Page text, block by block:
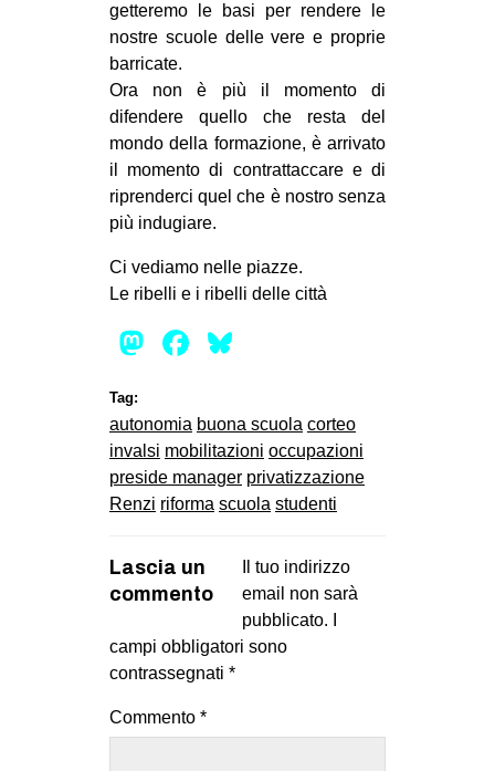
getteremo le basi per rendere le
nostre scuole delle vere e proprie
barricate.
Ora non è più il momento di
difendere quello che resta del
mondo della formazione, è arrivato
il momento di contrattaccare e di
riprenderci quel che è nostro senza
più indugiare.
Ci vediamo nelle piazze.
Le ribelli e i ribelli delle città
Mastodon
Facebook
Tag:
autonomia buona scuola corteo
invalsi mobilitazioni occupazioni
preside manager privatizzazione
Renzi riforma scuola studenti
Lascia un
commento
Il tuo indirizzo
email non sarà
pubblicato.
campi obbligatori sono
contrassegnati *
Commento *